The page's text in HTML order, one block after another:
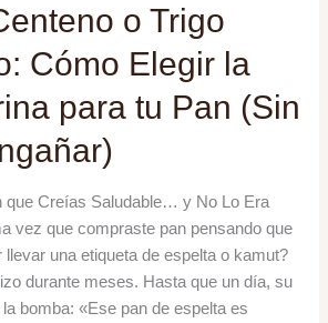
o Trigo
Cómo Elegir la
para tu Pan (Sin
que Creías Saludable… y No Lo Era
vez que compraste pan pensando que
una etiqueta de espelta o kamut?
durante meses. Hasta que un día, su
bomba: «Ese pan de espelta es